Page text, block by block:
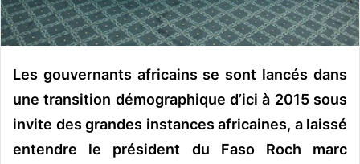
r
r
e
Les gouvernants africains se sont lancés dans
une transition démographique d’ici à 2015 sous
invite des grandes instances africaines, a laissé
entendre le président du Faso Roch marc